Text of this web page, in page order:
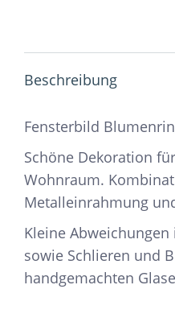
Beschreibung
Fensterbild
Schöne Dekoration
Wohnraum.
Metalleinrahmung
Kleine
sowie Schlieren und
handgemachten